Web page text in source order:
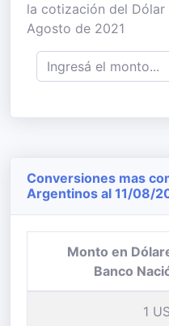
la cotización del Dólar
Agosto de 2021
Conversiones mas
Argentinos al 11/08/
Monto en
Banco
1